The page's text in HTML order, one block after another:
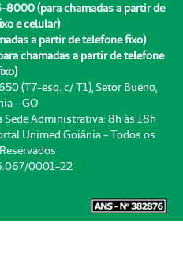
8000 (para chamadas a partir de
e celular)
a partir de telefone fixo)
chamadas a partir de telefone
(T7-esq. c/ T1), Setor Bueno,
- GO
Administrativa: 8h às 18h
Unimed Goiânia - Todos os
0001-22